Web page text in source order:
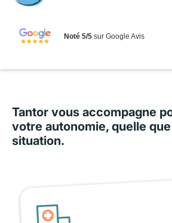
Noté 5/5sur Google Avis
Tantor vous accompagne
votre autonomie, quelle
situation.